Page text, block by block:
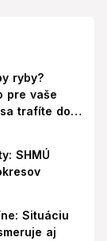
ryby?
pre vaše
trafíte do
SHMÚ
Situáciu
aj